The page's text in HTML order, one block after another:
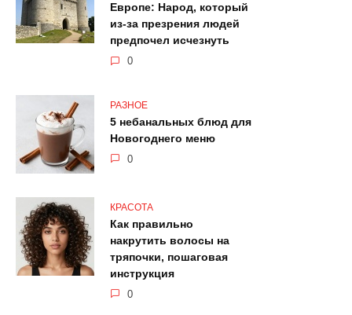
Европе: Народ, который
из-за презрения людей
предпочел исчезнуть
0
РАЗНОЕ
5 небанальных блюд для
Новогоднего меню
0
КРАСОТА
Как правильно
накрутить волосы на
тряпочки, пошаговая
инструкция
0